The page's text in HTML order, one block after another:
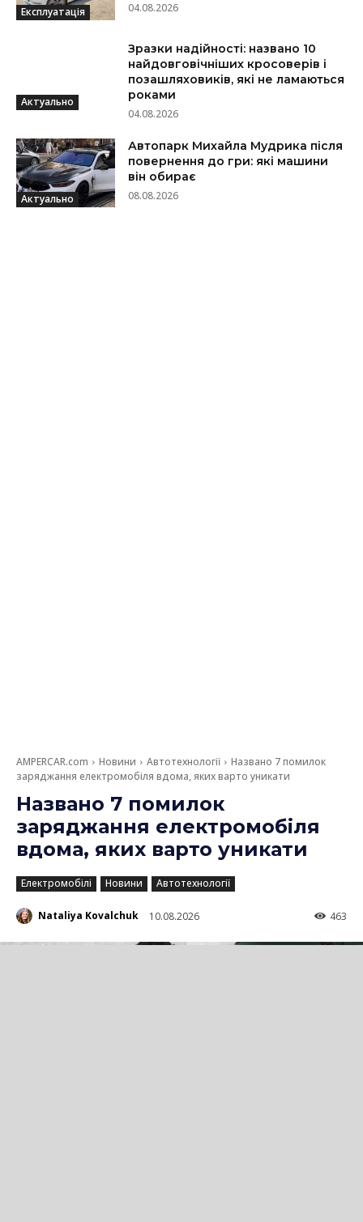
Експлуатація 04.08.2026
Актуально
Зразки надійності: названо 10
найдовговічніших кросоверів і
позашляховиків, які не ламаються
роками
04.08.2026
Актуально
Автопарк Михайла Мудрика після
повернення до гри: які машини
він обирає
08.08.2026